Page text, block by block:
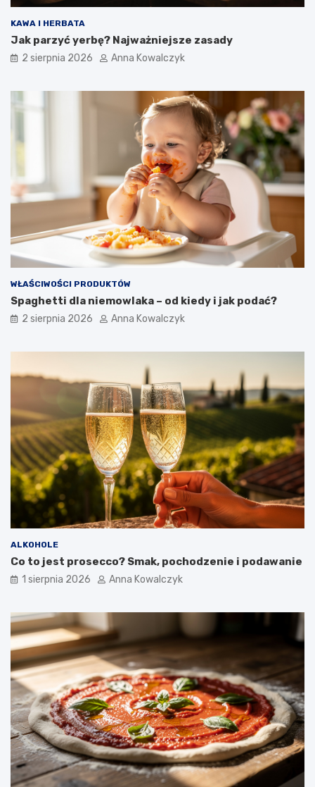
KAWA I HERBATA
Jak parzyć yerbę? Najważniejsze zasady
2 sierpnia 2026 Anna Kowalczyk
WŁAŚCIWOŚCI PRODUKTÓW
Spaghetti dla niemowlaka – od kiedy i jak podać?
2 sierpnia 2026 Anna Kowalczyk
ALKOHOLE
Co to jest prosecco? Smak, pochodzenie i podawanie
1 sierpnia 2026 Anna Kowalczyk